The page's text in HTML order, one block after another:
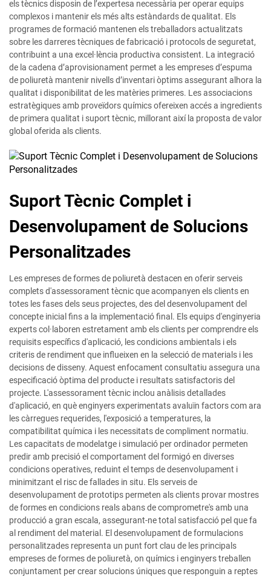
els tècnics disposin de l’expertesa necessària per operar equips
complexos i mantenir els més alts estàndards de qualitat. Els
programes de formació mantenen els treballadors actualitzats
sobre les darreres tècniques de fabricació i protocols de seguretat,
contribuint a una excel·lència productiva consistent. La integració
de la cadena d’aprovisionament permet a les empreses d’espuma
de poliuretà mantenir nivells d’inventari òptims assegurant alhora la
qualitat i disponibilitat de les matèries primeres. Les associacions
estratègiques amb proveïdors químics ofereixen accés a ingredients
de primera qualitat i suport tècnic, millorant així la proposta de valor
global oferida als clients.
Suport Tècnic Complet i
Desenvolupament de Solucions
Personalitzades
Les empreses de formes de poliuretà destacen en oferir serveis
complets d'assessorament tècnic que acompanyen els clients en
totes les fases dels seus projectes, des del desenvolupament del
concepte inicial fins a la implementació final. Els equips d'enginyeria
experts col·laboren estretament amb els clients per comprendre els
requisits específics d'aplicació, les condicions ambientals i els
criteris de rendiment que influeixen en la selecció de materials i les
decisions de disseny. Aquest enfocament consultatiu assegura una
especificació òptima del producte i resultats satisfactoris del
projecte. L'assessorament tècnic inclou anàlisis detallades
d'aplicació, en què enginyers experimentats avaluïn factors com ara
les càrregues requerides, l'exposició a temperatures, la
compatibilitat química i les necessitats de compliment normatiu.
Les capacitats de modelatge i simulació per ordinador permeten
predir amb precisió el comportament del formigó en diverses
condicions operatives, reduint el temps de desenvolupament i
minimitzant el risc de fallades in situ. Els serveis de
desenvolupament de prototips permeten als clients provar mostres
de formes en condicions reals abans de comprometre's amb una
producció a gran escala, assegurant-ne total satisfacció pel que fa
al rendiment del material. El desenvolupament de formulacions
personalitzades representa un punt fort clau de les principals
empreses de formes de poliuretà, on químics i enginyers treballen
conjuntament per crear solucions úniques que responguin a reptes